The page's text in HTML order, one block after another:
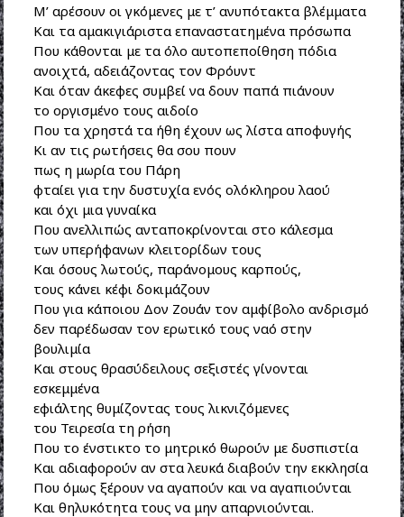
Μ’ αρέσουν οι γκόμενες με τ’ ανυπότακτα βλέμματα
Και τα αμακιγιάριστα επαναστατημένα πρόσωπα
Που κάθονται με τα όλο αυτοπεποίθηση πόδια
ανοιχτά, αδειάζοντας τον Φρόυντ
Και όταν άκεφες συμβεί να δουν παπά πιάνουν
το οργισμένο τους αιδοίο
Που τα χρηστά τα ήθη έχουν ως λίστα αποφυγής
Κι αν τις ρωτήσεις θα σου πουν
πως η μωρία του Πάρη
φταίει για την δυστυχία ενός ολόκληρου λαού
και όχι μια γυναίκα
Που ανελλιπώς ανταποκρίνονται στο κάλεσμα
των υπερήφανων κλειτορίδων τους
Και όσους λωτούς, παράνομους καρπούς,
τους κάνει κέφι δοκιμάζουν
Που για κάποιου Δον Ζουάν τον αμφίβολο ανδρισμό
δεν παρέδωσαν τον ερωτικό τους ναό στην
βουλιμία
Και στους θρασύδειλους σεξιστές γίνονται
εσκεμμένα
εφιάλτης θυμίζοντας τους λικνιζόμενες
του Τειρεσία τη ρήση
Που το ένστικτο το μητρικό θωρούν με δυσπιστία
Και αδιαφορούν αν στα λευκά διαβούν την εκκλησία
Που όμως ξέρουν να αγαπούν και να αγαπιούνται
Και θηλυκότητα τους να μην απαρνιούνται.